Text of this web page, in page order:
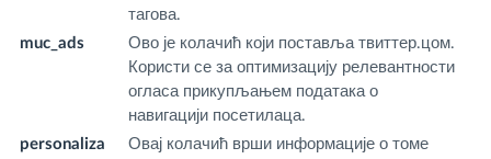
тагова.
muc_ads
Ово је колачић који поставља твиттер.цом.
Користи се за оптимизацију релевантности
огласа прикупљањем података о
навигацији посетилаца.
personaliza
Овај колачић врши информације о томе